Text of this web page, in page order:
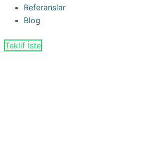
Referanslar
Blog
Teklif İste